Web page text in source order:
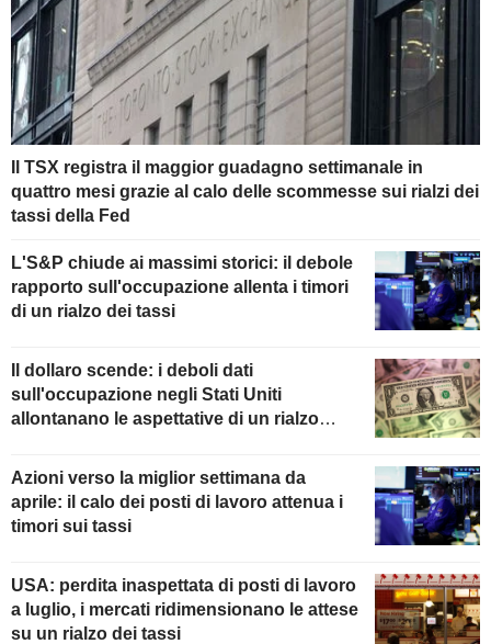
Il TSX registra il maggior guadagno settimanale in
quattro mesi grazie al calo delle scommesse sui rialzi dei
tassi della Fed
L'S&P chiude ai massimi storici: il debole
rapporto sull'occupazione allenta i timori
di un rialzo dei tassi
Il dollaro scende: i deboli dati
sull'occupazione negli Stati Uniti
allontanano le aspettative di un rialzo
Azioni verso la miglior settimana da
aprile: il calo dei posti di lavoro attenua i
timori sui tassi
USA: perdita inaspettata di posti di lavoro
a luglio, i mercati ridimensionano le attese
su un rialzo dei tassi